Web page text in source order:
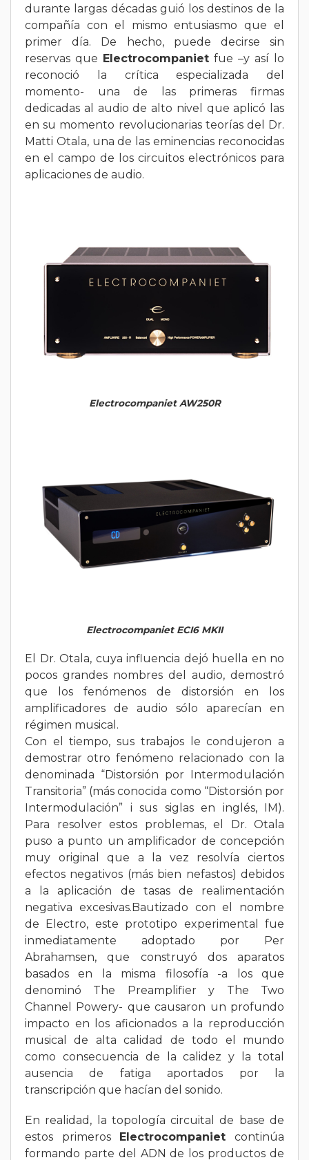
durante largas décadas guió los destinos de la
compañía con el mismo entusiasmo que el
primer día. De hecho, puede decirse sin
reservas que Electrocompaniet fue –y así lo
reconoció la crítica especializada del
momento- una de las primeras firmas
dedicadas al audio de alto nivel que aplicó las
en su momento revolucionarias teorías del Dr.
Matti Otala, una de las eminencias reconocidas
en el campo de los circuitos electrónicos para
aplicaciones de audio.
Electrocompaniet AW250R
Electrocompaniet ECI6 MKII
El Dr. Otala, cuya influencia dejó huella en no
pocos grandes nombres del audio, demostró
que los fenómenos de distorsión en los
amplificadores de audio sólo aparecían en
régimen musical.
Con el tiempo, sus trabajos le condujeron a
demostrar otro fenómeno relacionado con la
denominada “Distorsión por Intermodulación
Transitoria” (más conocida como “Distorsión por
Intermodulación” i sus siglas en inglés, IM).
Para resolver estos problemas, el Dr. Otala
puso a punto un amplificador de concepción
muy original que a la vez resolvía ciertos
efectos negativos (más bien nefastos) debidos
a la aplicación de tasas de realimentación
negativa excesivas.Bautizado con el nombre
de Electro, este prototipo experimental fue
inmediatamente adoptado por Per
Abrahamsen, que construyó dos aparatos
basados en la misma filosofía -a los que
denominó The Preamplifier y The Two
Channel Powery- que causaron un profundo
impacto en los aficionados a la reproducción
musical de alta calidad de todo el mundo
como consecuencia de la calidez y la total
ausencia de fatiga aportados por la
transcripción que hacían del sonido.
En realidad, la topología circuital de base de
estos primeros Electrocompaniet continúa
formando parte del ADN de los productos de